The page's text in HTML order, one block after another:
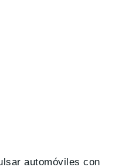
automóviles con